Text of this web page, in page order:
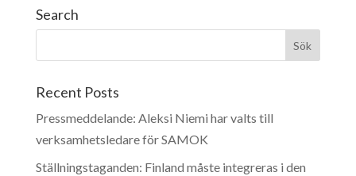
Search
Recent Posts
Pressmeddelande: Aleksi Niemi har valts till
verksamhetsledare för SAMOK
Ställningstaganden: Finland måste integreras i den